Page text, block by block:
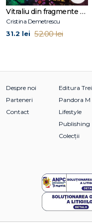
Vitraliu din fragmente de fantomă
Cristina Demetrescu
31.2 lei 52.00 lei
Despre noi
Parteneri
Contact
Editura Trei
Pandora M
Lifestyle
Publishing
Colecții